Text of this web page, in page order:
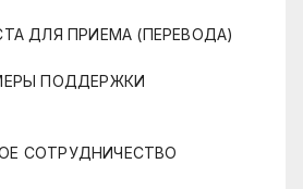
ДЛЯ ПРИЕМА (ПЕРЕВОДА)
ПОДДЕРЖКИ
СОТРУДНИЧЕСТВО